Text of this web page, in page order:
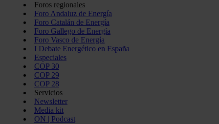
Foros regionales
Foro Andaluz de Energía
Foro Catalán de Energía
Foro Gallego de Energía
Foro Vasco de Energía
I Debate Energético en España
Especiales
COP 30
COP 29
COP 28
Servicios
Newsletter
Media kit
ON | Podcast